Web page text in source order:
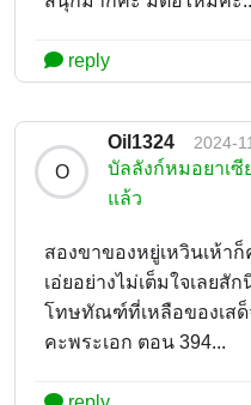
reply
O
Oil1324 2024-
บัลลังก์หมอยาเซี
แล้ว
สองขาของหยู่เหวินเห้า
เอ่ยอย่างไม่เต็มใจเลยสั
โทษทัณฑ์ที่เหลือของเส
คะพระเอก ตอน 394...